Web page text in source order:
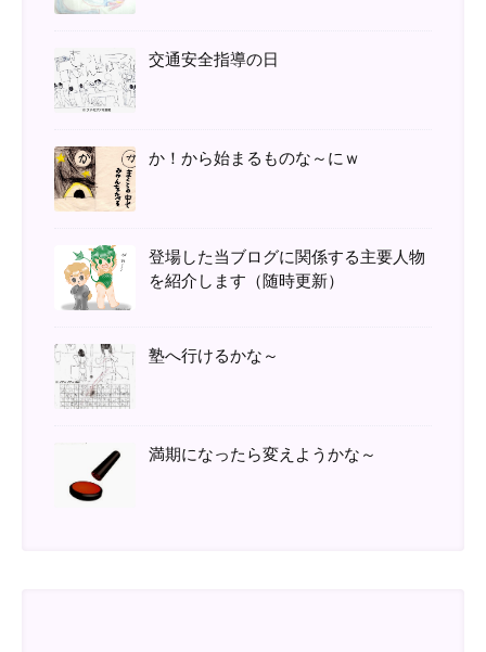
交通安全指導の日
か！から始まるものな～にｗ
登場した当ブログに関係する主要人物
を紹介します（随時更新）
塾へ行けるかな～
満期になったら変えようかな～